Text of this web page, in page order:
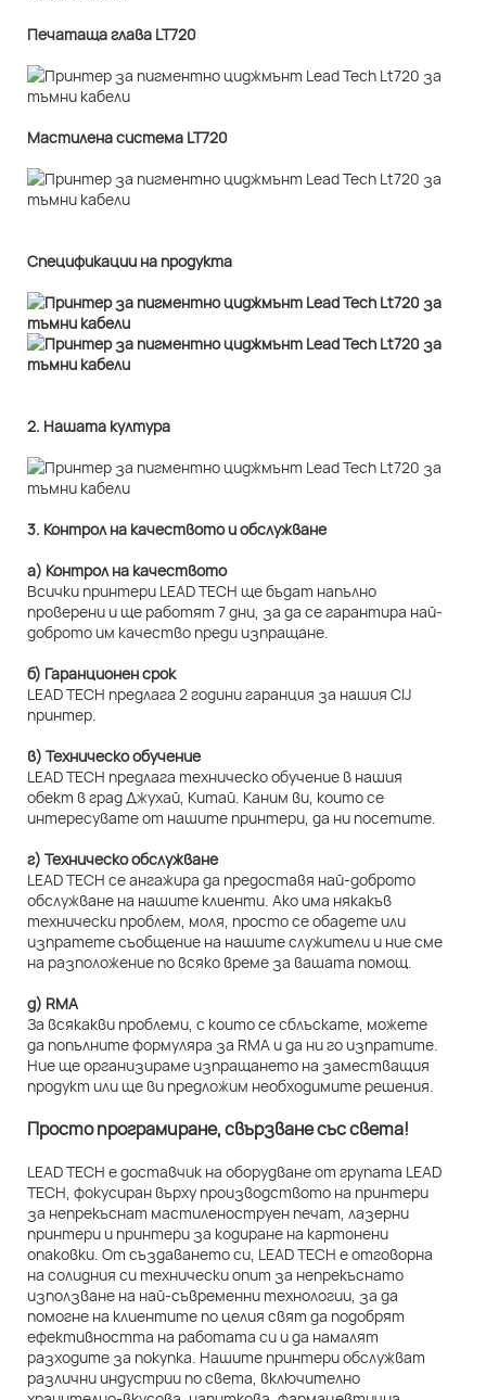
Печатаща глава LT720
Мастилена система LT720
Спецификации на продукта
2. Нашата култура
3. Контрол на качеството и обслужване
а) Контрол на качеството
Всички принтери LEAD TECH ще бъдат напълно
проверени и ще работят 7 дни, за да се гарантира най-
доброто им качество преди изпращане.
б) Гаранционен срок
LEAD TECH предлага 2 години гаранция за нашия CIJ
принтер.
в) Техническо обучение
LEAD TECH предлага техническо обучение в нашия
обект в град Джухай, Китай. Каним ви, които се
интересувате от нашите принтери, да ни посетите.
г) Техническо обслужване
LEAD TECH се ангажира да предоставя най-доброто
обслужване на нашите клиенти. Ако има някакъв
технически проблем, моля, просто се обадете или
изпратете съобщение на нашите служители и ние сме
на разположение по всяко време за вашата помощ.
д) RMA
За всякакви проблеми, с които се сблъскате, можете
да попълните формуляра за RMA и да ни го изпратите.
Ние ще организираме изпращането на заместващия
продукт или ще ви предложим необходимите решения.
Просто програмиране, свързване със света!
LEAD TECH е доставчик на оборудване от групата LEAD
TECH, фокусиран върху производството на принтери
за непрекъснат мастиленоструен печат, лазерни
принтери и принтери за кодиране на картонени
опаковки. От създаването си, LEAD TECH е отговорна
на солидния си технически опит за непрекъснато
използване на най-съвременни технологии, за да
помогне на клиентите по целия свят да подобрят
ефективността на работата си и да намалят
разходите за покупка. Нашите принтери обслужват
различни индустрии по света, включително